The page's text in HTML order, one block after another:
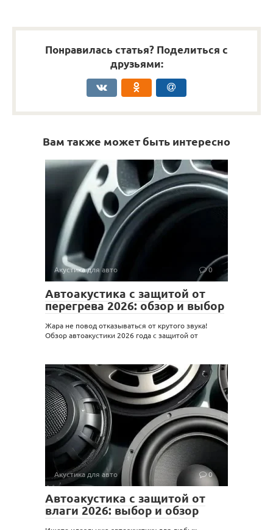
Понравилась статья? Поделиться с
друзьями:
Вам также может быть интересно
Акустика для авто 0
Автоакустика с защитой от
перегрева 2026: обзор и выбор
Жара не повод отказываться от крутого звука!
Обзор автоакустики 2026 года с защитой от
Акустика для авто 0
Автоакустика с защитой от
влаги 2026: выбор и обзор